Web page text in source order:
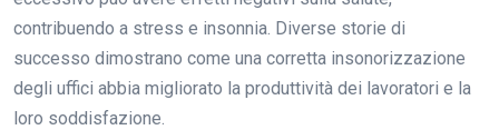
contribuendo a stress e insonnia. Diverse storie di
successo dimostrano come una corretta insonorizzazione
degli uffici abbia migliorato la produttività dei lavoratori e la
loro soddisfazione.